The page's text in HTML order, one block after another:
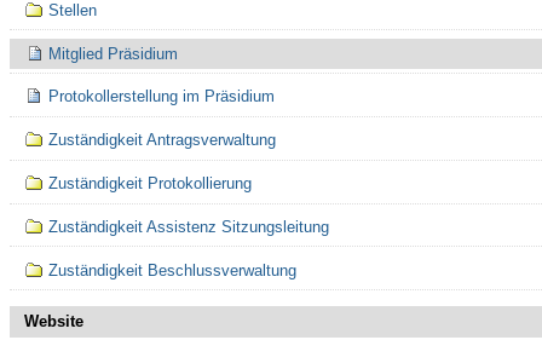
Stellen
Mitglied Präsidium
Protokollerstellung im Präsidium
Zuständigkeit Antragsverwaltung
Zuständigkeit Protokollierung
Zuständigkeit Assistenz Sitzungsleitung
Zuständigkeit Beschlussverwaltung
Website